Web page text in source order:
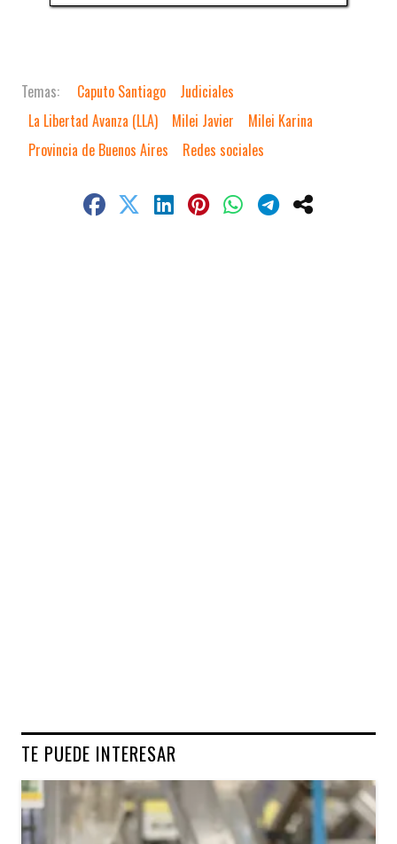
Caputo Santiago
Judiciales
La Libertad Avanza (LLA)
Milei Javier
Milei Karina
Provincia de Buenos Aires
Redes sociales
TE PUEDE INTERESAR